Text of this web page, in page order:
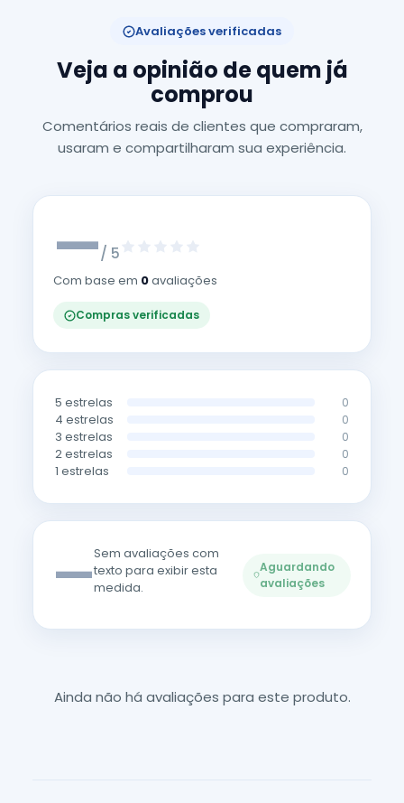
Avaliações verificadas
Veja a opinião de quem já
comprou
Comentários reais de clientes que compraram,
usaram e compartilharam sua experiência.
—/ 5
Com base em 0avaliações
Compras verificadas
5 estrelas 0
4 estrelas 0
3 estrelas 0
2 estrelas 0
1 estrelas 0
—Sem avaliações com
texto para exibir esta
medida.
Aguardando
avaliações
Ainda não há avaliações para este produto.